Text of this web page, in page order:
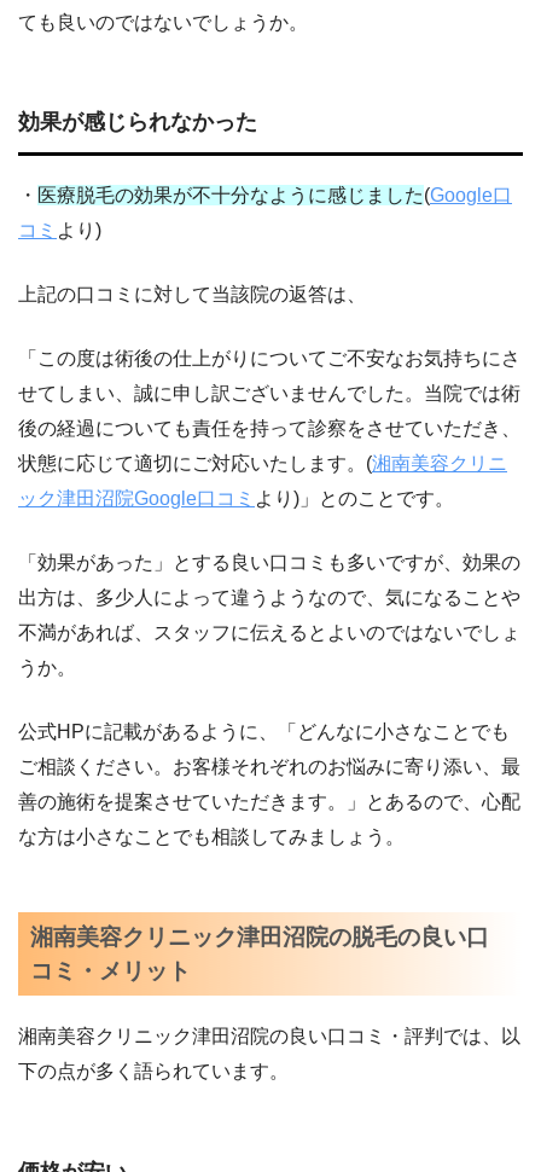
ても良いのではないでしょうか。
効果が感じられなかった
・ 医療脱毛の効果が不十分なように感じました(Google口
コミ より)
上記の口コミに対して当該院の返答は、
「この度は術後の仕上がりについてご不安なお気持ちにさ
せてしまい、誠に申し訳ございませんでした。当院では術
後の経過についても責任を持って診察をさせていただき、
状態に応じて適切にご対応いたします。(湘南美容クリニ
ック津田沼院Google口コミ より)」とのことです。
「効果があった」とする良い口コミも多いですが、効果の
出方は、多少人によって違うようなので、気になることや
不満があれば、スタッフに伝えるとよいのではないでしょ
うか。
公式HPに記載があるように、「どんなに小さなことでも
ご相談ください。お客様それぞれのお悩みに寄り添い、最
善の施術を提案させていただきます。」とあるので、心配
な方は小さなことでも相談してみましょう。
湘南美容クリニック津田沼院の脱毛の良い口
コミ・メリット
湘南美容クリニック津田沼院の良い口コミ・評判では、以
下の点が多く語られています。